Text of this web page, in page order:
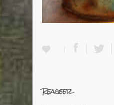
Reageer